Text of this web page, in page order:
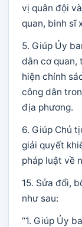
vị quân đội
quan, binh sĩ
5. Giúp Ủy
dẫn cơ quan,
hiện chính
công dân
địa phương.
6. Giúp Chủ
giải quyết
pháp luật về
15. Sửa đổi,
như sau:
“1. Giúp Ủy